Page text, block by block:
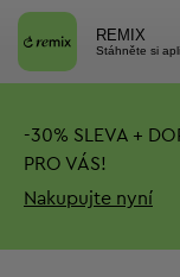
REMIX
Stáhněte si
-30% SLEVA +
PRO VÁS!
Nakupujte nyní